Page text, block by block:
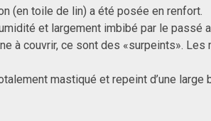
(en toile de lin) a été posée en renfort.
et largement imbibé par le passé
à couvrir, ce sont des «surpeints».
mastiqué et repeint d’une